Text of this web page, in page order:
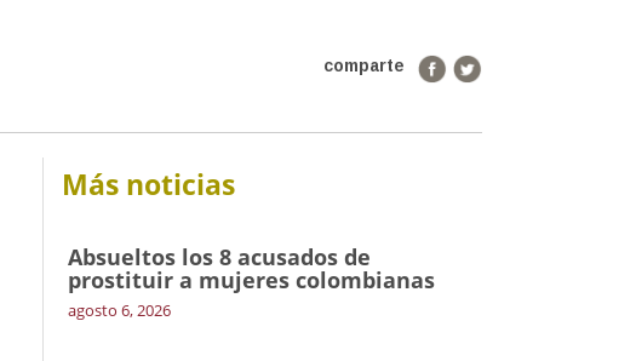
comparte
Más noticias
Absueltos los 8 acusados de
prostituir a mujeres colombianas
agosto 6, 2026